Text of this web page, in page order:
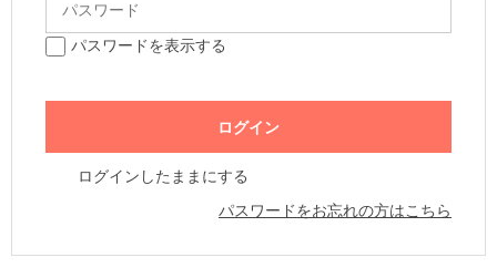
パスワードを表示する
ログインしたままにする
パスワードをお忘れの方はこちら